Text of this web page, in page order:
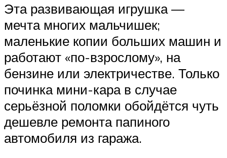
Эта развивающая игрушка —
мечта многих мальчишек;
маленькие копии больших машин и
работают «по-взрослому», на
бензине или электричестве. Только
починка мини-кара в случае
серьёзной поломки обойдётся чуть
дешевле ремонта папиного
автомобиля из гаража.